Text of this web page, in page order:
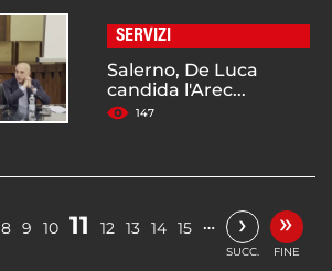
SERVIZI
Salerno, De Luca
candida l'Arec...
147
8 9 10 11 12 13 14 15 … ›
SUCC.
»
FINE